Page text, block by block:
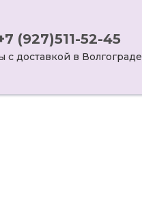
(927)511-52-45
с доставкой в Волгограде